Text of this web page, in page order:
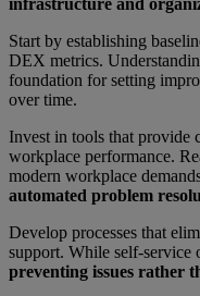
infrastructure and
Start by establishing
DEX metrics.
foundation for setting
over time.
Invest in tools that provide
workplace performance.
modern workplace
automated problem
Develop processes that
support. While self-service
preventing issues rather